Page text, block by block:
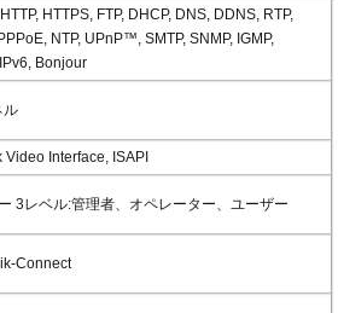
HTTPS, FTP, DHCP, DNS, DDNS, RTP,
NTP, UPnP™, SMTP, SNMP, IGMP,
Bonjour
ル
Video Interface, ISAPI
3レベル:管理者、オペレーター、ユーザー
Connect